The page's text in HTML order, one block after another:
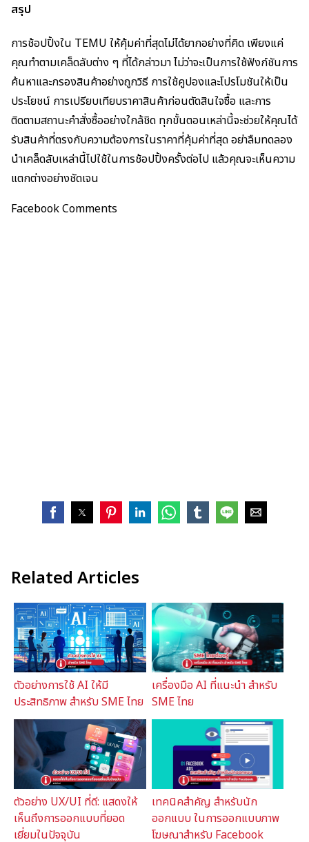
สรุป
การช้อปปิ้งใน TEMU ให้คุ้มค่าที่สุดไม่ได้ยากอย่างที่คิด เพียงแค่
คุณทำตามเคล็ดลับต่าง ๆ ที่ได้กล่าวมา ไม่ว่าจะเป็นการใช้ฟังก์ชันการ
ค้นหาและกรองสินค้าอย่างถูกวิธี การใช้คูปองและโปรโมชันให้เป็น
ประโยชน์ การเปรียบเทียบราคาสินค้าก่อนตัดสินใจซื้อ และการ
ติดตามสถานะคำสั่งซื้ออย่างใกล้ชิด ทุกขั้นตอนเหล่านี้จะช่วยให้คุณได้
รับสินค้าที่ตรงกับความต้องการในราคาที่คุ้มค่าที่สุด อย่าลืมทดลอง
นำเคล็ดลับเหล่านี้ไปใช้ในการช้อปปิ้งครั้งต่อไป แล้วคุณจะเห็นความ
แตกต่างอย่างชัดเจน
Facebook Comments
Related Articles
ตัวอย่างการใช้ AI ให้มี
ประสิทธิภาพ สำหรับ SME ไทย
เครื่องมือ AI ที่แนะนำ สำหรับ
SME ไทย
ตัวอย่าง UX/UI ที่ดี: แสดงให้
เห็นถึงการออกแบบที่ยอด
เยี่ยมในปัจจุบัน
เทคนิคสำคัญ สำหรับนัก
ออกแบบ ในการออกแบบภาพ
โฆษณาสำหรับ Facebook